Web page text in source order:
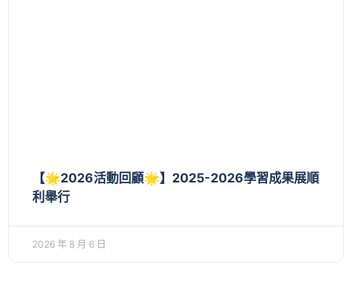
【🌟2026活動回顧🌟】2025-2026學習成果展順
利舉行
2026 年 8 月 6 日